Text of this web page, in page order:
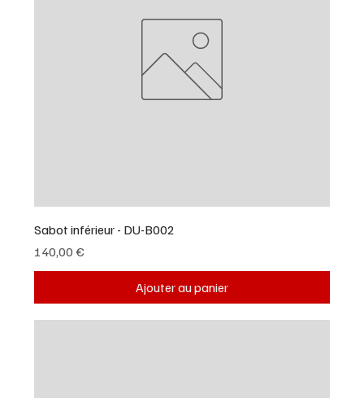
Sabot inférieur - DU-B002
Prix
140,00 €
Ajouter au panier